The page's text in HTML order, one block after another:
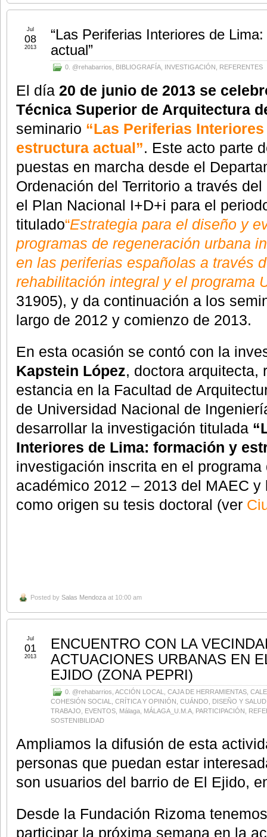
“Las Periferias Interiores de
actual”
0. @rehabarrios, BIBLIOGRAFÍA, INVESTIGACIÓN , REFERENTES
Jul
08
2013
El día 20 de junio de 2013 se
Técnica Superior de Arquitectura
seminario “Las Periferias
estructura actual”. Este acto parte
puestas en marcha desde el
Ordenación del Territorio a través
el Plan Nacional I+D+i para el
titulado“Estrategia para el diseño y
programas de regeneración urbana
en las periferias españolas a través
rehabilitación integral y el programa
31905), y da continuación a los
largo de 2012 y comienzo de 2013.
En esta ocasión se contó con la
Kapstein López, doctora arquitecta,
estancia en la Facultad de
de Universidad Nacional de
desarrollar la investigación titulada
Interiores de Lima: formación y
investigación inscrita en el
académico 2012 – 2013 del MAEC y
como origen su tesis doctoral (ver
Posted by Salas Mendoza at 10:00 am
ENCUENTRO CON LA
ACTUACIONES URBANAS EN
EJIDO (ZONA PEPRI)
0. @rehabarrios ACCIÓN LOCAL CAJA DE HERRAMIENTAS
COHESIÓN SOCIAL
CRÍTICA Y OPINIÓN CUÁNDO DISEÑO Y SALUD
TRABAJO
EVENTOS Málaga MÁLAGA_U.M.A PARTICIPACIÓN
SOSTENIBILIDAD
Jul
01
2013
Ampliamos la difusión de esta
personas que puedan estar
son usuarios del barrio de El Ejido,
Desde la Fundación Rizoma
participar la próxima semana en la